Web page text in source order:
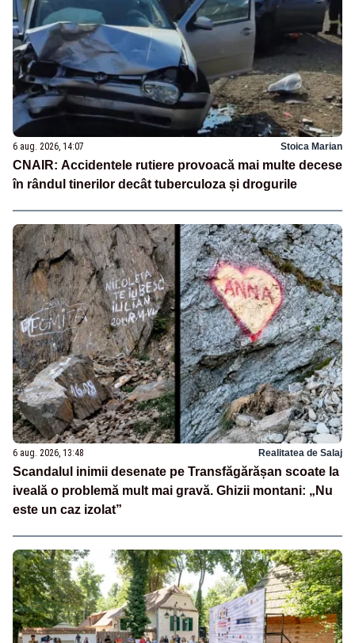
6 aug. 2026, 14:07 Stoica Marian
CNAIR: Accidentele rutiere provoacă mai multe decese
în rândul tinerilor decât tuberculoza și drogurile
6 aug. 2026, 13:48 Realitatea de Salaj
Scandalul inimii desenate pe Transfăgărășan scoate la
iveală o problemă mult mai gravă. Ghizii montani: „Nu
este un caz izolat”